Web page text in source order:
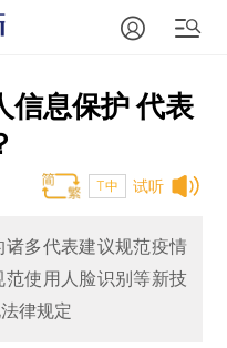
信息保护 代表
试听
T中
多代表建议规范疫情
使用人脸识别等新技
律规定